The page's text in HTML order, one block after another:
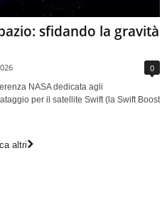
sfidando la gravità
0
NASA dedicata agli
per il satellite Swift (la Swift Boost
altri